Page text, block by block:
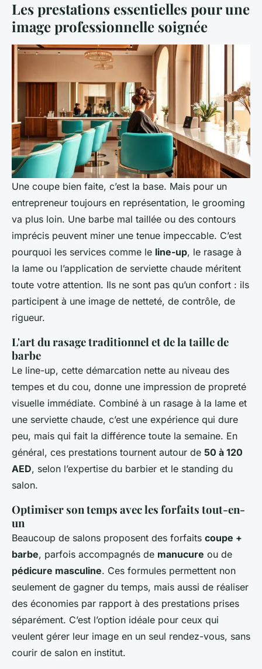
Les prestations essentielles pour une
image professionnelle soignée
Une coupe bien faite, c’est la base. Mais pour un
entrepreneur toujours en représentation, le grooming
va plus loin. Une barbe mal taillée ou des contours
imprécis peuvent miner une tenue impeccable. C’est
pourquoi les services comme le line-up, le rasage à
la lame ou l’application de serviette chaude méritent
toute votre attention. Ils ne sont pas qu’un confort : ils
participent à une image de netteté, de contrôle, de
rigueur.
L'art du rasage traditionnel et de la taille de
barbe
Le line-up, cette démarcation nette au niveau des
tempes et du cou, donne une impression de propreté
visuelle immédiate. Combiné à un rasage à la lame et
une serviette chaude, c’est une expérience qui dure
peu, mais qui fait la différence toute la semaine. En
général, ces prestations tournent autour de 50 à 120
AED, selon l’expertise du barbier et le standing du
salon.
Optimiser son temps avec les forfaits tout-en-
un
Beaucoup de salons proposent des forfaits coupe +
barbe, parfois accompagnés de manucure ou de
pédicure masculine. Ces formules permettent non
seulement de gagner du temps, mais aussi de réaliser
des économies par rapport à des prestations prises
séparément. C’est l’option idéale pour ceux qui
veulent gérer leur image en un seul rendez-vous, sans
courir de salon en institut.